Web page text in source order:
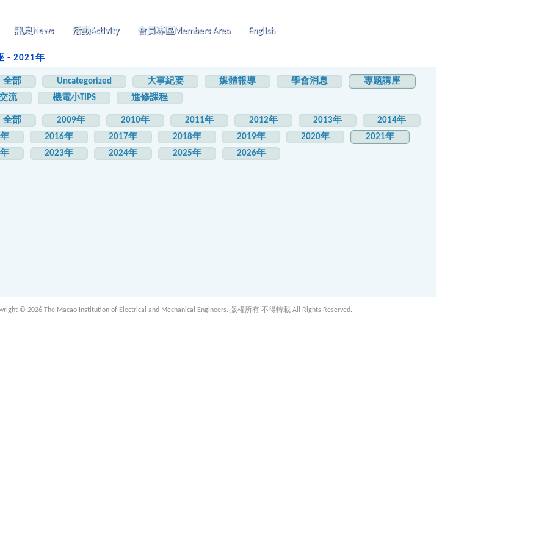
訊息News 活動Activity 會員專區Members Area English
- 2021年
全部 Uncategorized 大事紀要 媒體報導 學會消息
專題講座
流
機電小TIPS 進修課程
全部 2009年 2010年 2011年 2012年 2013年
2014年
2016年 2017年 2018年 2019年 2020年
2021年
2023年 2024年 2025年 2026年
© 2026 The Macao Institution of Electrical and Mechanical Engineers. 版權所有 不得轉載 All Rights Reserved.